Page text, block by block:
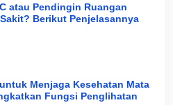
atau Pendingin Ruangan
Berikut Penjelasannya
Menjaga Kesehatan Mata
Fungsi Penglihatan